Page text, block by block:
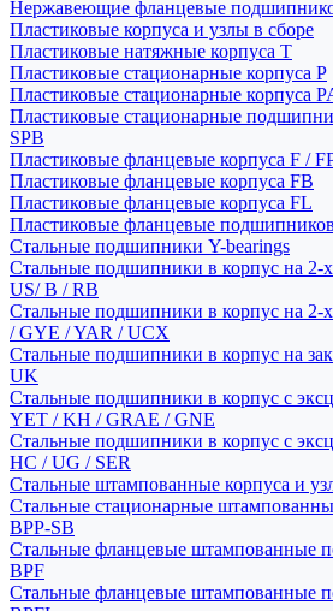
Нержавеющие фланцевые
Пластиковые корпуса и узлы в сборе
Пластиковые натяжные корпуса T
Пластиковые стационарные корпуса P
Пластиковые стационарные корпуса
Пластиковые стационарные
SPB
Пластиковые фланцевые корпуса F /
Пластиковые фланцевые корпуса FB
Пластиковые фланцевые корпуса FL
Пластиковые фланцевые
Стальные подшипники Y-bearings
Стальные подшипники в корпус на 2-
US/ B / RB
Стальные подшипники в корпус на 2-
/ GYE / YAR / UCX
Стальные подшипники в корпус на
UK
Стальные подшипники в корпус с
YET / KH / GRAE / GNE
Стальные подшипники в корпус с
HC / UG / SER
Стальные штампованные корпуса и
Стальные стационарные
BPP-SB
Стальные фланцевые штампованные
BPF
Стальные фланцевые штампованные